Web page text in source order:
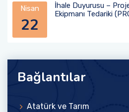
Nisan
22
İhale Duyurusu –
Ekipmanı Tedariki
Bağlantılar
Atatürk ve Tarım